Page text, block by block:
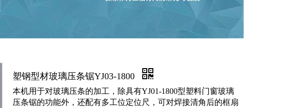
塑钢型材玻璃压条锯YJ03-1800
本机用于对玻璃压条的加工，除具有YJ01-1800型塑料门窗玻璃
压条锯的功能外，还配有多工位定位尺，可对焊接清角后的框扇